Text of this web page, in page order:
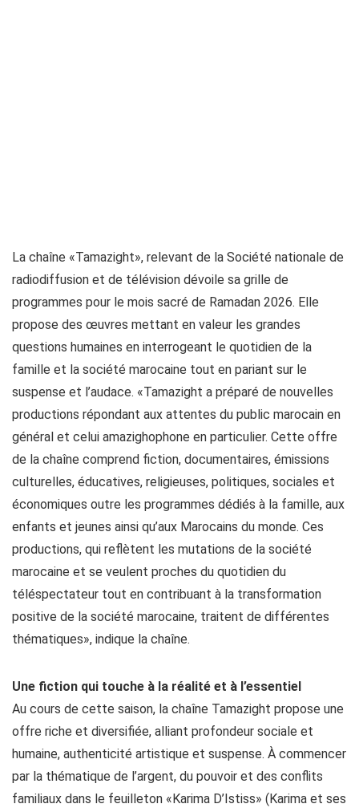
La chaîne «Tamazight», relevant de la Société nationale de
radiodiffusion et de télévision dévoile sa grille de
programmes pour le mois sacré de Ramadan 2026. Elle
propose des œuvres mettant en valeur les grandes
questions humaines en interrogeant le quotidien de la
famille et la société marocaine tout en pariant sur le
suspense et l’audace. «Tamazight a préparé de nouvelles
productions répondant aux attentes du public marocain en
général et celui amazighophone en particulier. Cette offre
de la chaîne comprend fiction, documentaires, émissions
culturelles, éducatives, religieuses, politiques, sociales et
économiques outre les programmes dédiés à la famille, aux
enfants et jeunes ainsi qu’aux Marocains du monde. Ces
productions, qui reflètent les mutations de la société
marocaine et se veulent proches du quotidien du
téléspectateur tout en contribuant à la transformation
positive de la société marocaine, traitent de différentes
thématiques», indique la chaîne.
Une fiction qui touche à la réalité et à l’essentiel
Au cours de cette saison, la chaîne Tamazight propose une
offre riche et diversifiée, alliant profondeur sociale et
humaine, authenticité artistique et suspense. À commencer
par la thématique de l’argent, du pouvoir et des conflits
familiaux dans le feuilleton «Karima D’Istiss» (Karima et ses